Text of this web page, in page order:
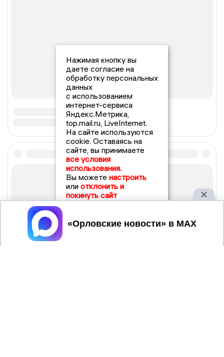
Нажимая кнопку вы
даете согласие на
обработку персональных
данных
с использованием
интернет-сервиса
Яндекс.Метрика,
top.mail.ru, LiveInternet.
На сайте используются
cookie. Оставаясь на
сайте, вы принимаете
все условия
использования.
Вы можете настроить
или отклонить и
покинуть сайт
Принять